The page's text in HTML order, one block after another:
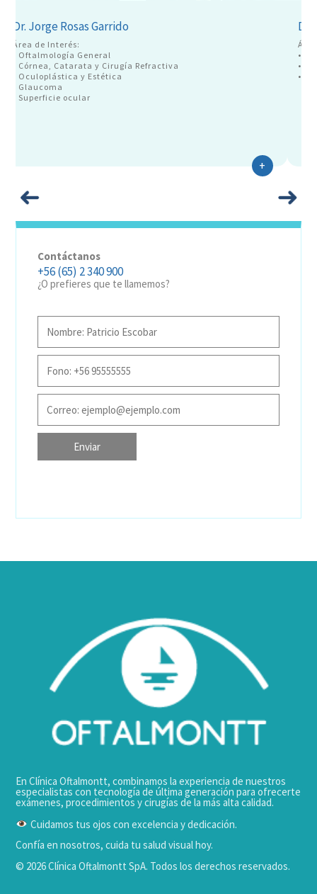
Dr. Jorge Rosas Garrido
Área de Interés:
• Oftalmología General
• Córnea, Catarata y Cirugía Refractiva
• Oculoplástica y Estética
• Glaucoma
• Superficie ocular
+
Dr.
•
•
•
Contáctanos
+56 (65) 2 340 900
¿O prefieres que te llamemos?
En Clínica Oftalmontt, combinamos la experiencia de nuestros
especialistas con tecnología de última generación para ofrecerte
exámenes, procedimientos y cirugías de la más alta calidad.
Cuidamos tus ojos con excelencia y dedicación.
Confía en nosotros, cuida tu salud visual hoy.
© 2026 Clínica Oftalmontt SpA. Todos los derechos reservados.